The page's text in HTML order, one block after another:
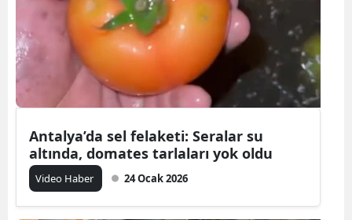
Antalya’da sel felaketi: Seralar su
altında, domates tarlaları yok oldu
Video Haber 24 Ocak 2026